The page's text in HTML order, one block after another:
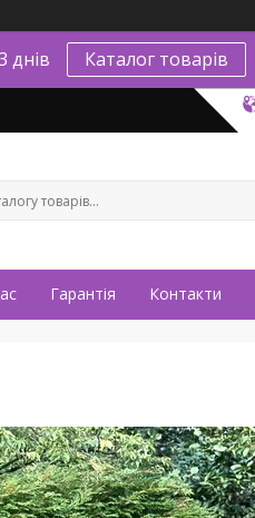
днів Каталог товарів
Гарантія Контакти